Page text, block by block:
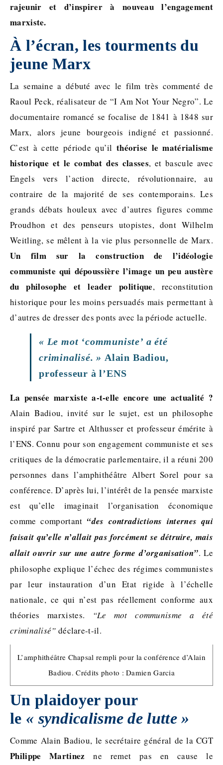
rajeunir et d’inspirer à nouveau l’engagement
marxiste.
À l’écran, les tourments du
jeune Marx
La semaine a débuté avec le film très commenté de
Raoul Peck, réalisateur de “I Am Not Your Negro”. Le
documentaire romancé se focalise de 1841 à 1848 sur
Marx, alors jeune bourgeois indigné et passionné.
C’est à cette période qu’il théorise le matérialisme
historique et le combat des classes, et bascule avec
Engels vers l’action directe, révolutionnaire, au
contraire de la majorité de ses contemporains. Les
grands débats houleux avec d’autres figures comme
Proudhon et des penseurs utopistes, dont Wilhelm
Weitling, se mêlent à la vie plus personnelle de Marx.
Un film sur la construction de l’idéologie
communiste qui dépoussière l’image un peu austère
du philosophe et leader politique, reconstitution
historique pour les moins persuadés mais permettant à
d’autres de dresser des ponts avec la période actuelle.
« Le mot ‘communiste’ a été
criminalisé. » Alain Badiou,
professeur à l’ENS
La pensée marxiste a-t-elle encore une actualité ?
Alain Badiou, invité sur le sujet, est un philosophe
inspiré par Sartre et Althusser et professeur émérite à
l’ENS. Connu pour son engagement communiste et ses
critiques de la démocratie parlementaire, il a réuni 200
personnes dans l’amphithéâtre Albert Sorel pour sa
conférence. D’après lui, l’intérêt de la pensée marxiste
est qu’elle imaginait l’organisation économique
comme comportant “des contradictions internes qui
faisait qu’elle n’allait pas forcément se détruire, mais
allait ouvrir sur une autre forme d’organisation”. Le
philosophe explique l’échec des régimes communistes
par leur instauration d’un Etat rigide à l’échelle
nationale, ce qui n’est pas réellement conforme aux
théories marxistes. “Le mot communisme a été
criminalisé” déclare-t-il.
L’amphithéâtre Chapsal rempli pour la conférence d’Alain
Badiou. Crédits photo : Damien Garcia
Un plaidoyer pour
le « syndicalisme de lutte »
Comme Alain Badiou, le secrétaire général de la CGT
Philippe Martinez ne remet pas en cause le